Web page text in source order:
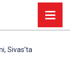
Sivas’ta